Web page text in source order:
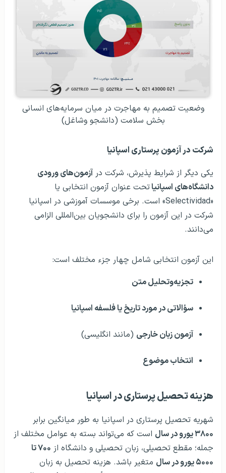
وضعیت تصمیم به مهاجرت در میان سرمایه‌های انسانی
بخش سلامت (دانشجو وشاغل)
شرکت در آزمون پرستاری اسپانیا
یکی دیگر از شرایط پذیرش، شرکت در آزمون‌های ورودی
دانشگاه‌های اسپانیاتحت عنوان آزمون انتخابی یا
«Selectividad» است. برخی موسسات آموزشی در اسپانیا
شرکت در این آزمون را برای دانشجویان بین‌المللی الزامی
می‌دانند.
این آزمون انتخابی شامل چهار جزء مختلف است:
تجزیه‌وتحلیل متن
سؤالاتی در مورد تاریخ یا فلسفه اسپانیا
آزمون زبان خارجی (مانند انگلیسی)
انتخاب موضوع
هزینه تحصیل پرستاری در اسپانیا
شهریه تحصیل پرستاری در اسپانیا به طور میانگین برابر
۳۸۰۰ یورو در سال
است که می‌تواند بسته به عوامل مختلف از
جمله؛ مقطع تحصیلی، زبان تحصیلی و دانشگاه از
۷۰۰ تا
۵۰۰۰ یورو در سال
متغیر باشد. هزینه تحصیل به زبان